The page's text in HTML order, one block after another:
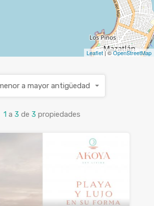
Leaflet| ©OpenStreetMap
1 a 3 de 3 propiedades
a mayor antigüedad